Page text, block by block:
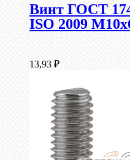
Винт ГОСТ
ISO 2009
13,93 ₽